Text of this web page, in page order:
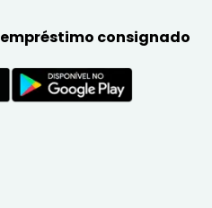
empréstimo consignado